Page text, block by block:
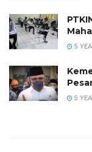
5
5